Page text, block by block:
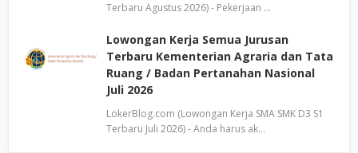
Terbaru Agustus 2026) - Pekerjaan …
Lowongan Kerja Semua Jurusan
Terbaru Kementerian Agraria dan Tata
Ruang / Badan Pertanahan Nasional
Juli 2026
LokerBlog.com (Lowongan Kerja SMA SMK D3 S1
Terbaru Juli 2026) - Anda harus ak…